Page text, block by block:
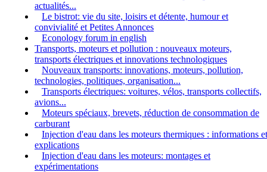
actualités...
Le bistrot: vie du site, loisirs et détente, humour et
convivialité et Petites Annonces
Econology forum in english
Transports, moteurs et pollution : nouveaux moteurs,
transports électriques et innovations technologiques
Nouveaux transports: innovations, moteurs, pollution,
technologies, politiques, organisation...
Transports électriques: voitures, vélos, transports collectifs,
avions...
Moteurs spéciaux, brevets, réduction de consommation de
carburant
Injection d'eau dans les moteurs thermiques : informations et
explications
Injection d'eau dans les moteurs: montages et
expérimentations